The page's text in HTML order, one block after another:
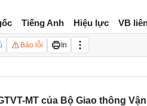
Tiếng Anh Hiệu lực VB
Báo lỗi In
MT của Bộ Giao thông